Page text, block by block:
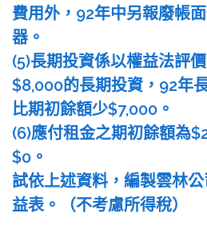
費用外，92年中另報廢帳
器。
(5)長期投資係以權益法評
$8,000的長期投資，92年
比期初餘額少$7,000。
(6)應付租金之期初餘額為
$0。
試依上述資料，編製雲林
益表。（不考慮所得稅）